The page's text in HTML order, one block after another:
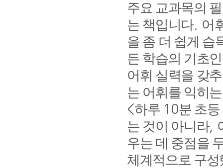
주요 교과목의
는 책입니다. 어
을 좀 더 쉽게 습
든 학습의 기초
어휘 실력을 갖
는 어휘를 익히
<하루 10분 초
는 것이 아니라,
우는 데 중점을
체계적으로 구성